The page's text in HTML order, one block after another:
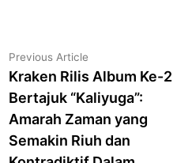
Navigasi
pos
Previous Article
article:
Kraken Rilis Album Ke-2
Bertajuk “Kaliyuga”:
Amarah Zaman yang
Semakin Riuh dan